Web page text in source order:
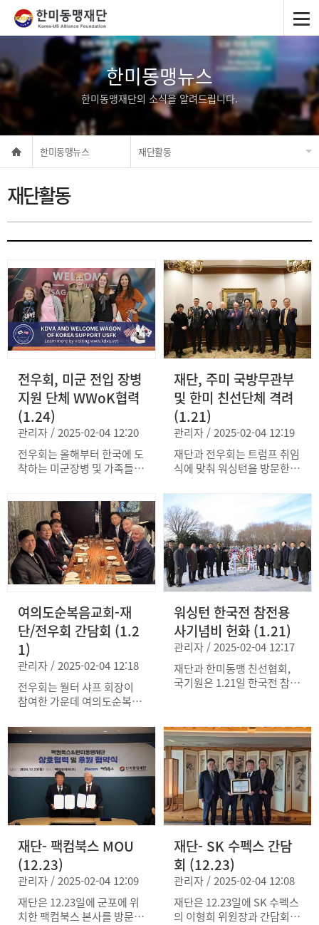
한미동맹뉴스
한미동맹재단의 소식을 알려드립니다.
한미동맹뉴스 재단활동
재단활동
전우회, 미군 전입 장병
지원 단체 WWoK협력
(1.24)
관리자 / 2025-02-04 12:20
전우회는 올해부터 한국에 도
착하는 미군장병 및 가족들을
f Korea) 활동을 후원한다. 전
우회는 이러한 활동이 주한미
군 장병들의 사기진작과 복지
향상에 기여할 뿐만 아니라,
한국 근무에 대한 긍정적 첫
인상을 심어줌으로써 동맹 강
으로 기대하고 있다. [WWo
K 켈리 카웰 회장] 전우회의
지원에 깊이 감사드리며, 이
번 협력을 통해 장병들과 가
족들의 한국에서의 새로운 시
작이 긍정적이고 기억에 남을
만한 경험이 될 수 있도록 최
선을 다하겠다.
재단, 주미 국방무관부
및 한미 친선단체 격려
(1.21)
관리자 / 2025-02-04 12:19
재단과 전우회는 트럼프 취임
식에 맞춰 워싱턴을 방문한
대표, 주미 국방무관을 초청
하여 동맹 강화를 위한 헌신
에 감사하는 시간을 가졌다.
재단은 한국 국내 정치 상황
에도 불구하고 한미관계는 변
함없이 유지 발전될 것이라고
강조하면서 동맹에 대한 지속
적인 역할과 지원을 당부했
다.
여의도순복음교회-재
단/전우회 간담회 (1.2
1)
관리자 / 2025-02-04 12:18
전우회는 월터 샤프 회장이
참여한 가운데 여의도순복음
을 위한 헌신에 감사하는 오
찬을 주관했다. 샤프 회장은
여의도순복음교회의 지원으
로 전우회가 3만 6천 명의 회
원을 가진 단체로 성장했다고
언급하면서 감사를 표했다.
전우회는 올해 전우회 챕터
창설 및 대학교 캠퍼스 클럽
설립 계획을 설명하고 여의도
순복음교회의 지원을 당부했
다. 재단과 전우회는 여의도
순복음교회에서 매월 1만 원
을 후원하는 1만 명의 한미동
맹 서포터즈를 모집하고 있
워싱턴 한국전 참전용
사기념비 헌화 (1.21)
관리자 / 2025-02-04 12:17
재단과 한미동맹 친선협회,
국기원은 1.21일 한국전 참전
리는 시간을 가졌다. 한국전
참전용사기념비재단 회장을
맡고 있는 스티브 리의 안내
로 진행된 헌화행사는 영하 1
0도에 이르는 혹한 속에서도
참전용사기념비를 찾은 미국
국민들에게 한미동맹의 중요
성을 알리는 기회가 되었다.
우오현 재단 자문위원의 대표
헌화로 진행된 추모행사에는
신임 국방무관 윤형진 장군도
함께 했다.
재단- 팩컴북스 MOU
(12.23)
관리자 / 2025-02-04 12:09
재단은 12.23일에 군포에 위
치한 팩컴북스 본사를 방문하
재단- SK 수펙스 간담
회 (12.23)
관리자 / 2025-02-04 12:08
재단은 12.23일에 SK 수펙스
의 이형희 위원장과 간담회를